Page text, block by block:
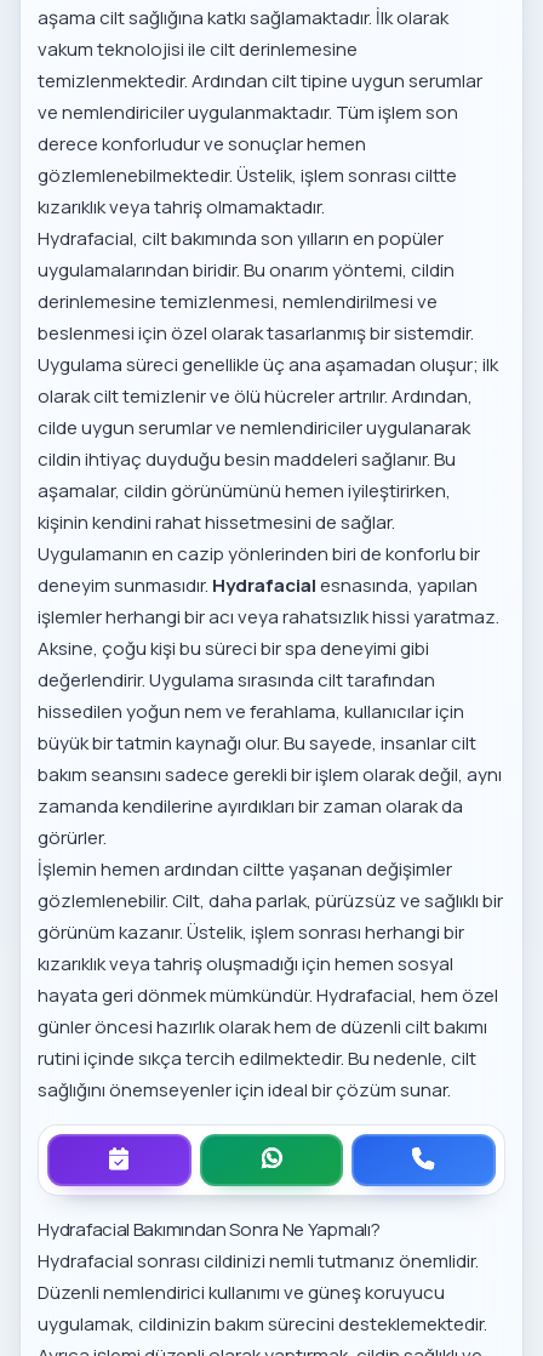
aşama cilt sağlığına katkı sağlamaktadır. İlk olarak
vakum teknolojisi ile cilt derinlemesine
temizlenmektedir. Ardından cilt tipine uygun serumlar
ve nemlendiriciler uygulanmaktadır. Tüm işlem son
derece konforludur ve sonuçlar hemen
gözlemlenebilmektedir. Üstelik, işlem sonrası ciltte
kızarıklık veya tahriş olmamaktadır.
Hydrafacial, cilt bakımında son yılların en popüler
uygulamalarından biridir. Bu onarım yöntemi, cildin
derinlemesine temizlenmesi, nemlendirilmesi ve
beslenmesi için özel olarak tasarlanmış bir sistemdir.
Uygulama süreci genellikle üç ana aşamadan oluşur; ilk
olarak cilt temizlenir ve ölü hücreler artrılır. Ardından,
cilde uygun serumlar ve nemlendiriciler uygulanarak
cildin ihtiyaç duyduğu besin maddeleri sağlanır. Bu
aşamalar, cildin görünümünü hemen iyileştirirken,
kişinin kendini rahat hissetmesini de sağlar.
Uygulamanın en cazip yönlerinden biri de konforlu bir
deneyim sunmasıdır. Hydrafacialesnasında, yapılan
işlemler herhangi bir acı veya rahatsızlık hissi yaratmaz.
Aksine, çoğu kişi bu süreci bir spa deneyimi gibi
değerlendirir. Uygulama sırasında cilt tarafından
hissedilen yoğun nem ve ferahlama, kullanıcılar için
büyük bir tatmin kaynağı olur. Bu sayede, insanlar cilt
bakım seansını sadece gerekli bir işlem olarak değil, aynı
zamanda kendilerine ayırdıkları bir zaman olarak da
görürler.
İşlemin hemen ardından ciltte yaşanan değişimler
gözlemlenebilir. Cilt, daha parlak, pürüzsüz ve sağlıklı bir
görünüm kazanır. Üstelik, işlem sonrası herhangi bir
kızarıklık veya tahriş oluşmadığı için hemen sosyal
hayata geri dönmek mümkündür. Hydrafacial, hem özel
günler öncesi hazırlık olarak hem de düzenli cilt bakımı
rutini içinde sıkça tercih edilmektedir. Bu nedenle, cilt
sağlığını önemseyenler için ideal bir çözüm sunar.
Hydrafacial Bakımından Sonra Ne Yapmalı?
Hydrafacial sonrası cildinizi nemli tutmanız önemlidir.
Düzenli nemlendirici kullanımı ve güneş koruyucu
uygulamak, cildinizin bakım sürecini desteklemektedir.